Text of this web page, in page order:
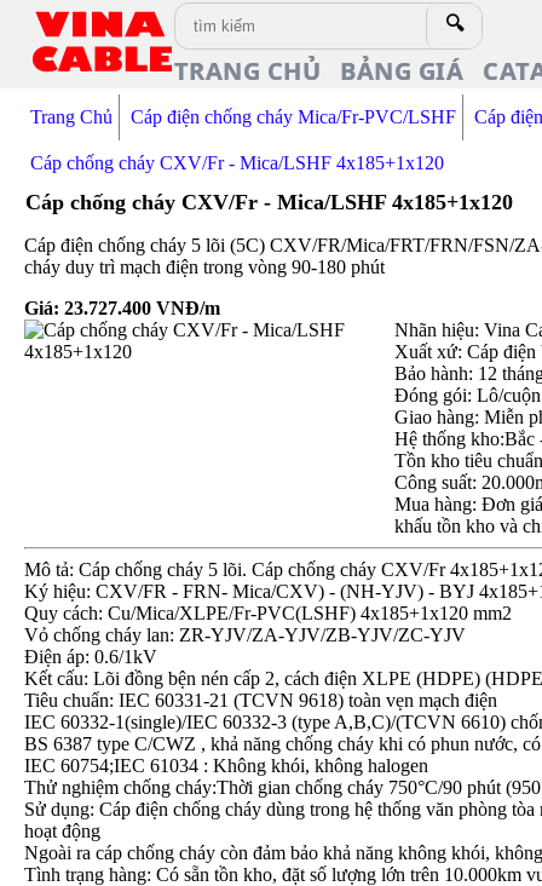
🔍
TRANG CHỦ BẢNG GIÁ
Trang Chủ Cáp điện chống cháy Mica/Fr-PVC/LSHF Cáp
Cáp chống cháy CXV/Fr - Mica/LSHF 4x185+1x120
Cáp chống cháy CXV/Fr - Mica/LSHF 4x185+1x120
Cáp điện chống cháy 5 lõi (5C) CXV/FR/Mica/FRT/FRN/FSN/
cháy duy trì mạch điện trong vòng 90-180 phút
Giá:23.727.400 VNĐ/m
Nhãn hiệu: Vina
Xuất xứ: Cáp điện
Bảo hành: 12
Đóng gói: Lô/cuộn
Giao hàng: Miễn
Hệ thống kho:Bắc
Tồn kho tiêu
Công suất:
Mua hàng: Đơn
khấu tồn kho và
Mô tả: Cáp chống cháy 5 lõi. Cáp chống cháy CXV/Fr
Ký hiệu: CXV/FR - FRN- Mica/CXV) - (NH-YJV) - BYJ
Quy cách: Cu/Mica/XLPE/Fr-PVC(LSHF) 4x185+1x120 mm2
Vỏ chống cháy lan: ZR-YJV/ZA-YJV/ZB-YJV/ZC-YJV
Điện áp: 0.6/1kV
Kết cấu: Lõi đồng bện nén cấp 2, cách điện XLPE (HDPE)
Tiêu chuẩn: IEC 60331-21 (TCVN 9618) toàn vẹn mạch điện
IEC 60332-1(single)/IEC 60332-3 (type A,B,C)/(TCVN 6610)
BS 6387 type C/CWZ , khả năng chống cháy khi có phun nước,
IEC 60754;IEC 61034 : Không khói, không halogen
Thử nghiệm chống cháy:Thời gian chống cháy 750°C/90 phút
Sử dụng: Cáp điện chống cháy dùng trong hệ thống văn phòng
hoạt động
Ngoài ra cáp chống cháy còn đảm bảo khả năng không khói,
Tình trạng hàng: Có sẵn tồn kho, đặt số lượng lớn trên 10.000km